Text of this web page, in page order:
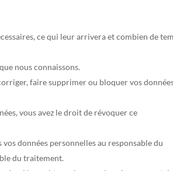
ce qui leur arrivera et combien de
nous connaissons.
faire supprimer ou bloquer vos
vous avez le droit de révoquer ce
données personnelles au responsable du
du traitement.